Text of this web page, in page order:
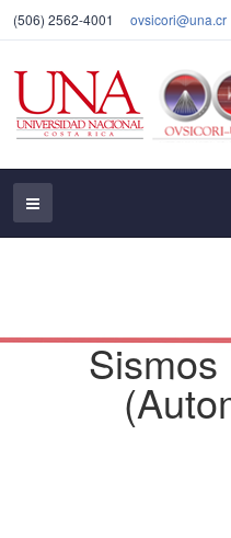
(506) 2562-4001 ovsicori@una.cr
Sismos